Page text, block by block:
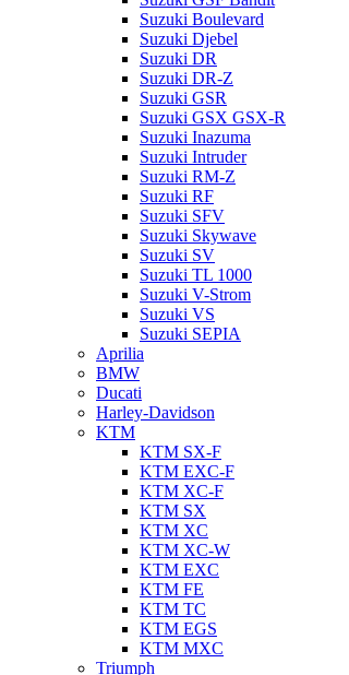
Suzuki Boulevard
Suzuki Djebel
Suzuki DR
Suzuki DR-Z
Suzuki GSR
Suzuki GSX GSX-R
Suzuki Inazuma
Suzuki Intruder
Suzuki RM-Z
Suzuki RF
Suzuki SFV
Suzuki Skywave
Suzuki SV
Suzuki TL 1000
Suzuki V-Strom
Suzuki VS
Suzuki SEPIA
Aprilia
BMW
Ducati
Harley-Davidson
KTM
KTM SX-F
KTM EXC-F
KTM XC-F
KTM SX
KTM XC
KTM XC-W
KTM EXC
KTM FE
KTM TC
KTM EGS
KTM MXC
Triumph